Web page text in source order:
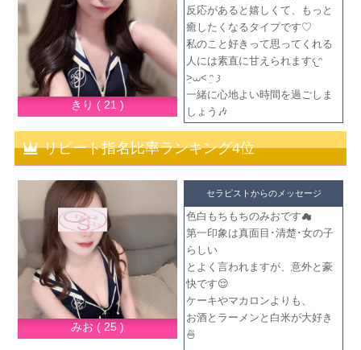
きり ( 21 )
反応があると嬉しくて、もっと
癒したくなるタイプです♡
私のこと好きって思ってくれる
人には素直に甘えられます𐔌ᵔ
ܸ>⩊<︎︎ ܸᵔ 𐦯
一緒に心地よい時間を過ごしま
しょう🎶
リピート指名比率ランキング4位
みお ( 25 )
セラピストからのメッセージ
色白もちもちのみおです☁
第一印象は真面目･清楚･女の子
らしい
とよく言われますが、意外と豪
快です😌
ケーキやマカロンよりも、
お酒とラーメンと白米が大好き
🍜